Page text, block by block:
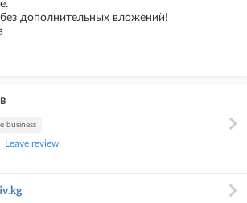
дополнительных вложений!
business
Leave review